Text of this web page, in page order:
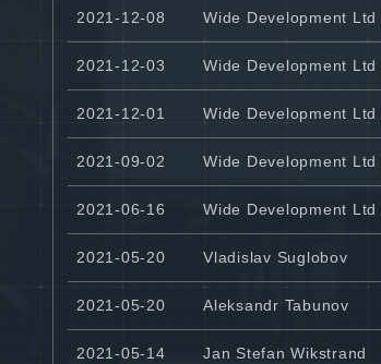
2021-12-08 Wide Development Ltd
2021-12-03 Wide Development Ltd
2021-12-01 Wide Development Ltd
2021-09-02 Wide Development Ltd
2021-06-16 Wide Development Ltd
2021-05-20 Vladislav Suglobov
2021-05-20 Aleksandr Tabunov
2021-05-14 Jan Stefan Wikstrand